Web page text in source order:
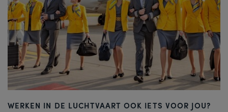
WERKEN IN DE LUCHTVAART OOK IETS VOOR JOU?